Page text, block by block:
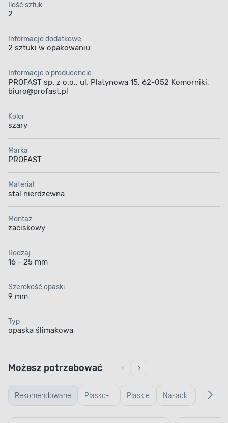
Ilość sztuk
2
Informacje dodatkowe
2 sztuki w opakowaniu
Informacje o producencie
PROFAST sp. z o.o., ul. Platynowa 15, 62-052 Komorniki,
biuro@profast.pl
Kolor
szary
Marka
PROFAST
Materiał
stal nierdzewna
Montaż
zaciskowy
Rodzaj
16 - 25 mm
Szerokość opaski
9 mm
Typ
opaska ślimakowa
Rekomendowane Płasko-
oczkowe
Płaskie Nasadki
Możesz potrzebować